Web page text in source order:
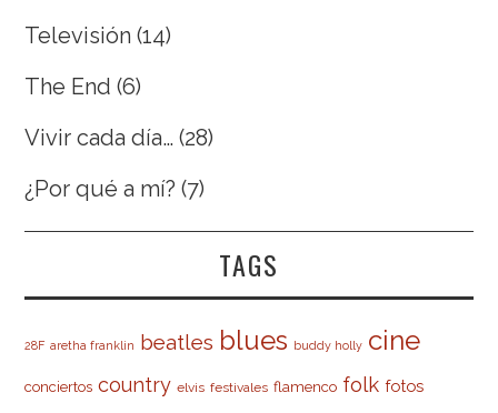
Televisión (14)
The End (6)
Vivir cada día… (28)
¿Por qué a mí? (7)
TAGS
28F aretha franklin beatles blues buddy holly cine
conciertos country elvis festivales flamenco folk fotos